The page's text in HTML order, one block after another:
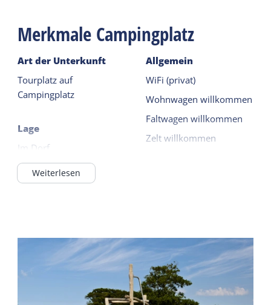
Merkmale Campingplatz
Art der Unterkunft
Tourplatz auf
Campingplatz
Lage
Im Dorf
Im Wald / waldnah
Auf einem Campingplatz
Mit Strom 10 Ampere
Chemische Toilettenkippe
Kanalisation Anschluss
Allgemein
WiFi (privat)
Wohnwagen willkommen
Faltwagen willkommen
Zelt willkommen
Gemeinsame
Einrichtungen
Weiterlesen